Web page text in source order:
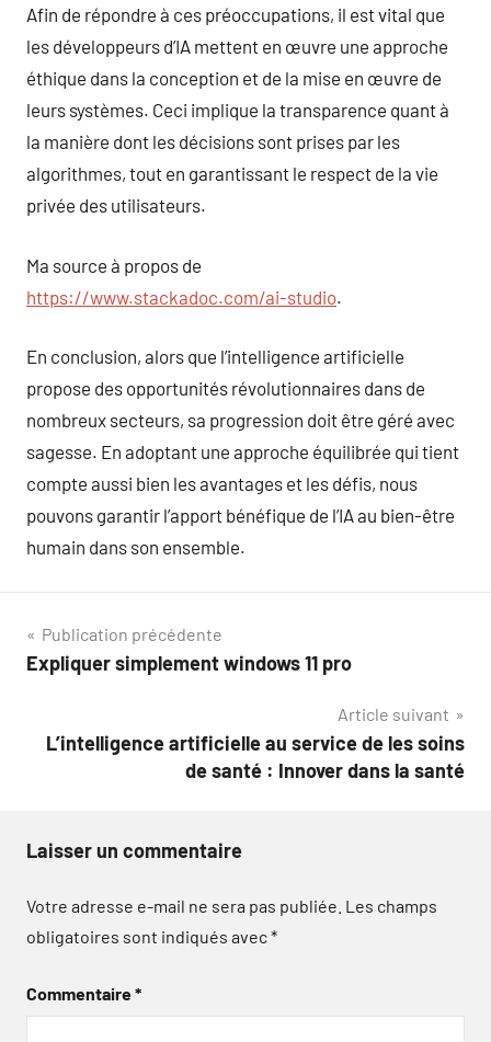
Afin de répondre à ces préoccupations, il est vital que
les développeurs d’IA mettent en œuvre une approche
éthique dans la conception et de la mise en œuvre de
leurs systèmes. Ceci implique la transparence quant à
la manière dont les décisions sont prises par les
algorithmes, tout en garantissant le respect de la vie
privée des utilisateurs.
Ma source à propos de
https://www.stackadoc.com/ai-studio.
En conclusion, alors que l’intelligence artificielle
propose des opportunités révolutionnaires dans de
nombreux secteurs, sa progression doit être géré avec
sagesse. En adoptant une approche équilibrée qui tient
compte aussi bien les avantages et les défis, nous
pouvons garantir l’apport bénéfique de l’IA au bien-être
humain dans son ensemble.
Navigation
de
Publication précédente
Expliquer simplement windows 11 pro
Article suivant
L’intelligence artificielle au service de les soins
de santé : Innover dans la santé
Laisser un commentaire
Votre adresse e-mail ne sera pas publiée. Les champs
obligatoires sont indiqués avec*
Commentaire*